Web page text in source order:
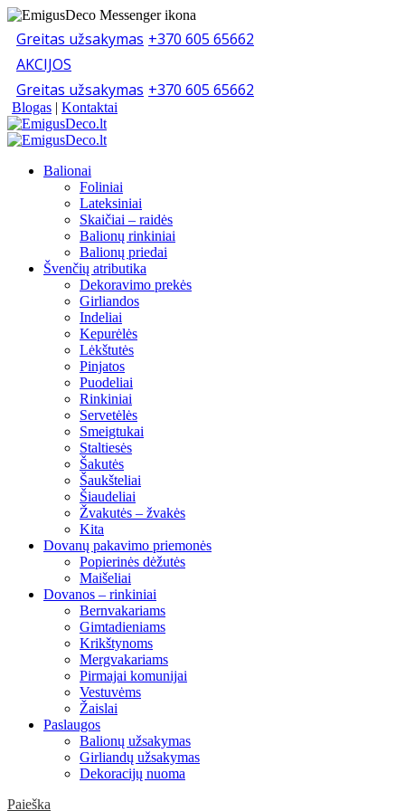
Greitas užsakymas +370 605 65662
AKCIJOS
Greitas užsakymas +370 605 65662
Blogas | Kontaktai
Balionai
Foliniai
Lateksiniai
Skaičiai – raidės
Balionų rinkiniai
Balionų priedai
Švenčių atributika
Dekoravimo prekės
Girliandos
Indeliai
Kepurėlės
Lėkštutės
Pinjatos
Puodeliai
Rinkiniai
Servetėlės
Smeigtukai
Staltiesės
Šakutės
Šaukšteliai
Šiaudeliai
Žvakutės – žvakės
Kita
Dovanų pakavimo priemonės
Popierinės dėžutės
Maišeliai
Dovanos – rinkiniai
Bernvakariams
Gimtadieniams
Krikštynoms
Mergvakariams
Pirmajai komunijai
Vestuvėms
Žaislai
Paslaugos
Balionų užsakymas
Girliandų užsakymas
Dekoracijų nuoma
Paieška